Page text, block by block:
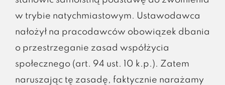
w trybie natychmiastowym. Ustawodawca
nałożył na pracodawców obowiązek dbania
o przestrzeganie zasad współżycia
społecznego (art. 94 ust. 10 k.p.). Zatem
naruszając tę zasadę, faktycznie narażamy